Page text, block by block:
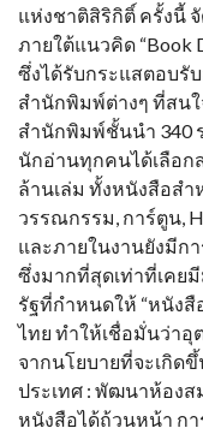
แห่งชาติสิริกิติ์ ครั้งนี้
ภายใต้แนวคิด “Book
ซึ่งได้รับกระแสตอบรั
สำนักพิมพ์ต่างๆ ที่สน
สำนักพิมพ์ชั้นนำ 340
นักอ่านทุกคนได้เลือก
ล้านเล่ม ทั้งหนังสือสำ
วรรณกรรม, การ์ตูน,
และภายในงานยังมีก
ซึ่งมากที่สุดเท่าที่เคย
รัฐที่กำหนดให้ “หนังสื
ไทย ทำให้เชื่อมั่นว่า
จากนโยบายที่จะเกิด
ประเทศ : พัฒนาห้องส
หนังสือได้ถ้วนหน้า ก